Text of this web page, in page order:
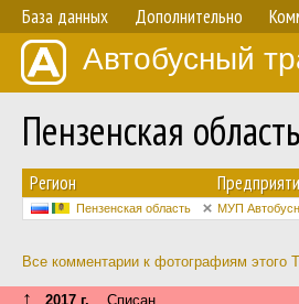
База данных Дополнительно
Автобусный
Пензенская
Регион
Пензенская область МУП
Все комментарии к фотографиям этого
↑ 2017 г. Списан